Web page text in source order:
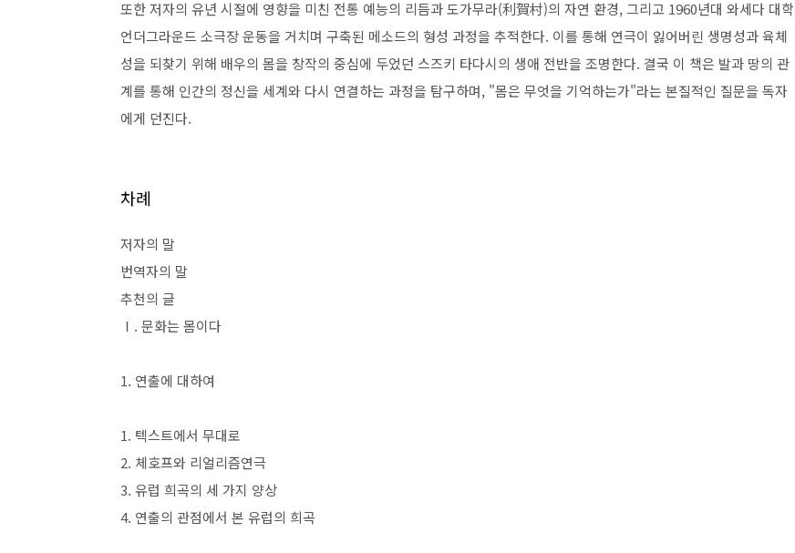
또한 저자의 유년 시절에 영향을 미친 전통 예능의 리듬과 도가무라(利賀村)의 자연 환경,그리고 1960년대 와세다 대학
언더그라운드 소극장 운동을 거치며 구축된 메소드의 형성 과정을 추적한다. 이를 통해 연극이 잃어버린 생명성과 육체
성을 되찾기 위해 배우의 몸을 창작의 중심에 두었던 스즈키 타다시의 생애 전반을 조명한다. 결국 이 책은 발과 땅의 관
계를 통해 인간의 정신을 세계와 다시 연결하는 과정을 탐구하며, "몸은 무엇을 기억하는가"라는 본질적인 질문을 독자
에게 던진다.
차례
저자의 말
번역자의 말
추천의 글
Ⅰ . 문화는 몸이다
1. 연출에 대하여
1. 텍스트에서 무대로
2. 체호프와 리얼리즘연극
3. 유럽 희곡의 세 가지 양상
4. 연출의 관점에서 본 유럽의 희곡